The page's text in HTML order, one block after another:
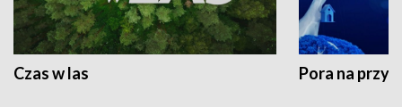
Czas w las Pora na